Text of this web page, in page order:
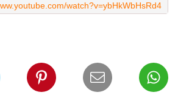
watch?v=ybHkWbHsRd4